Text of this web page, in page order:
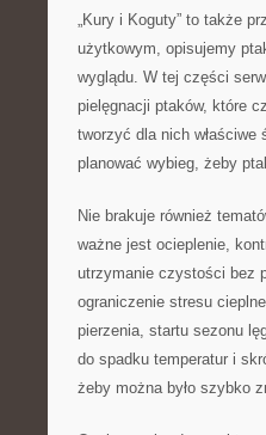
„Kury i Koguty” to także
użytkowym, opisujemy
wyglądu. W tej części
pielęgnacji ptaków, które
tworzyć dla nich właściwe
planować wybieg, żeby
Nie brakuje również
ważne jest ocieplenie,
utrzymanie czystości bez
ograniczenie stresu
pierzenia, startu sezonu
do spadku temperatur i
żeby można było szybko